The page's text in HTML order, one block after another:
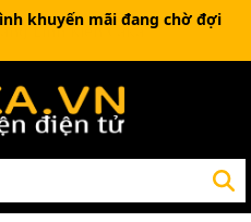
khuyến mãi đang chờ đợi